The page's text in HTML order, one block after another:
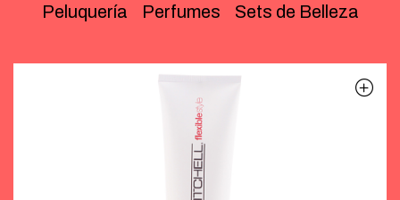
Peluquería
Perfumes Sets de Belleza